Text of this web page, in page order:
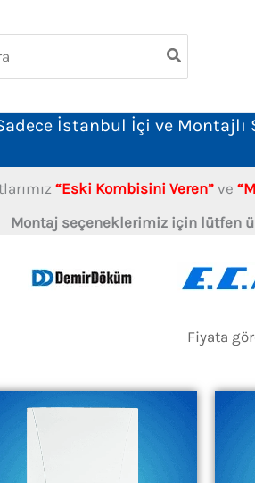
İstanbul İçi ve Montajlı
“Eski Kombisini Veren” ve
Montaj seçeneklerimiz için lütfen